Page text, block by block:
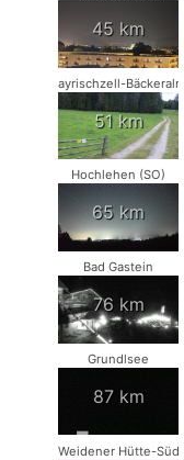
45 km
Bayrischzell-Bäckeralm
51 km
Hochlehen (SO)
65 km
Bad Gastein
76 km
Grundlsee
87 km
Weidener Hütte-Süd